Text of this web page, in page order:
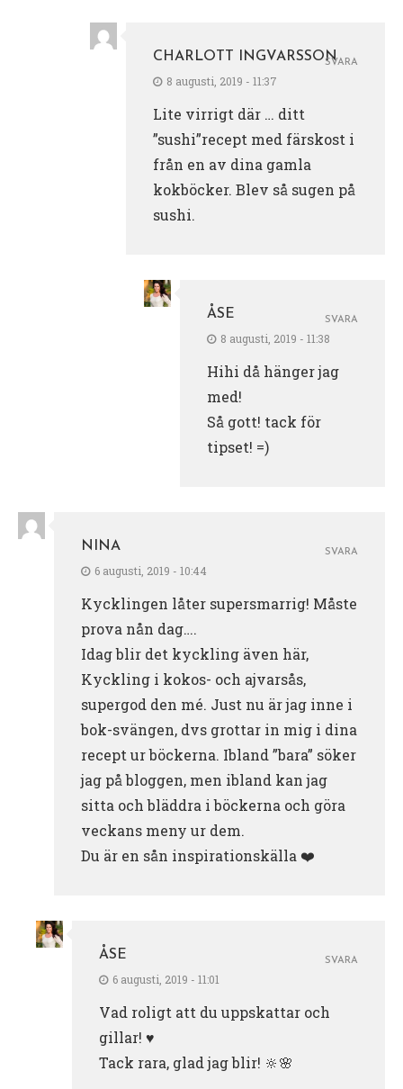
CHARLOTT INGVARSSON
8 augusti, 2019 - 11:37
Lite virrigt där … ditt
”sushi”recept med färskost i
från en av dina gamla
kokböcker. Blev så sugen på
sushi.
SVARA
ÅSE
8 augusti, 2019 - 11:38
Hihi då hänger jag
med!
Så gott! tack för
tipset! =)
SVARA
NINA
6 augusti, 2019 - 10:44
Kycklingen låter supersmarrig! Måste
prova nån dag….
Idag blir det kyckling även här,
Kyckling i kokos- och ajvarsås,
supergod den mé. Just nu är jag inne i
bok-svängen, dvs grottar in mig i dina
recept ur böckerna. Ibland ”bara” söker
jag på bloggen, men ibland kan jag
sitta och bläddra i böckerna och göra
veckans meny ur dem.
Du är en sån inspirationskälla ❤️
SVARA
ÅSE
6 augusti, 2019 - 11:01
Vad roligt att du uppskattar och
gillar! ♥️
Tack rara, glad jag blir! 🔆🌸
SVARA